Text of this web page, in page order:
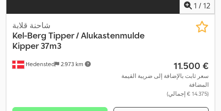
1 / 12
Hedensted 2.973 km
شاحنة قلابة
Kel-Berg Tipper / Alukastenmulde
Kipper 37m3
‏11.500 €
سعر ثابت بالإضافة إلى ضريبة القيمة
المضافة
(‏14.375 € إجمالي)